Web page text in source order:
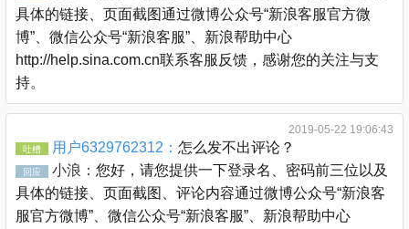
具体的链接、页面截图通过微博公众号“新浪客服官方微
博”、微信公众号“新浪客服”、新浪帮助中心
http://help.sina.com.cn联系客服反馈，感谢您的关注与支
持。
2019-05-22 19:06:43
吐槽 用户6329762312： 怎么发不出评论？
回应 小浪： 您好，请您提供一下登录名、密码前三位以及
具体的链接、页面截图、评论内容通过微博公众号“新浪客
服官方微博”、微信公众号“新浪客服”、新浪帮助中心